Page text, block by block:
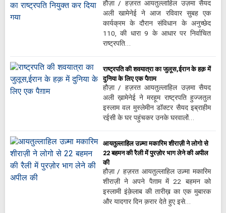
हौज़ा / हज़रत आयतुल्लाहिल उज़मा सैयद
अली खामेनेई ने आज रविवार सुबह एक
कार्यक्रम के दौरान संविधान के अनुच्छेद
110, की धारा 9 के आधार पर निर्वाचित
राष्ट्रपति…
राष्ट्रपति की शवयात्रा का जुलूस,ईरान के हक़ में
दुनिया के लिए एक पैग़ाम
हौज़ा / हज़रत आयतुल्लाहिल उज़मा सैयद
अली ख़ामेनेई ने मरहूम राष्ट्रपति हुज्जतुल
इस्लाम वल मुस्लेमीन डॉक्टर सैयद इब्राहीम
रईसी के घर पहुंचकर उनके घरवालों…
आयतुल्लाहिल उज़्मा मकारिम शीराज़ी ने लोगो से
22 बहमन की रैली में पुरज़ोर भाग लेने की अपील
की
हौज़ा / हज़रत आयतुल्लाहिल उज़्मा मकारिम
शीराज़ी ने अपने पैग़ाम में 22 बहमन को
इस्लामी इंक़ेलाब की तारीख़ का एक मुबारक
और यादगार दिन क़रार देते हुए इसे…